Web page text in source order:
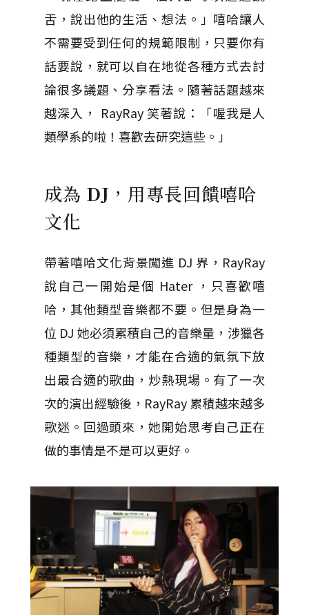
舌，說出他的生活、想法。」嘻哈讓人
不需要受到任何的規範限制，只要你有
話要說，就可以自在地從各種方式去討
論很多議題、分享看法。隨著話題越來
越深入， RayRay 笑著說：「喔我是人
類學系的啦！喜歡去研究這些。」
成為 DJ ，用專長回饋嘻哈
文化
帶著嘻哈文化背景闖進 DJ 界，RayRay
說自己一開始是個 Hater ，只喜歡嘻
哈，其他類型音樂都不要。但是身為一
位 DJ 她必須累積自己的音樂量，涉獵各
種類型的音樂，才能在合適的氣氛下放
出最合適的歌曲，炒熱現場。有了一次
次的演出經驗後，RayRay 累積越來越多
歌迷。回過頭來，她開始思考自己正在
做的事情是不是可以更好。